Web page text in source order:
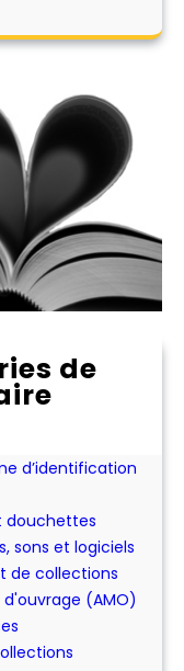
de
d’identification
douchettes
sons et logiciels
de collections
(AMO)